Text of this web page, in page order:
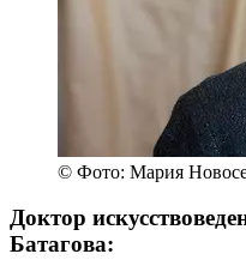
© Фото: Мария
Доктор
Батагова: